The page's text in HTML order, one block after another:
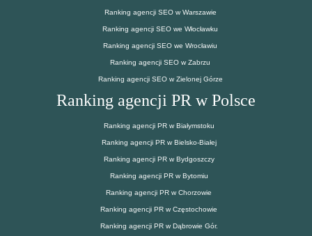
Ranking agencji SEO w Warszawie
Ranking agencji SEO we Włocławku
Ranking agencji SEO we Wrocławiu
Ranking agencji SEO w Zabrzu
Ranking agencji SEO w Zielonej Górze
Ranking agencji PR w Polsce
Ranking agencji PR w Białymstoku
Ranking agencji PR w Bielsko-Białej
Ranking agencji PR w Bydgoszczy
Ranking agencji PR w Bytomiu
Ranking agencji PR w Chorzowie
Ranking agencji PR w Częstochowie
Ranking agencji PR w Dąbrowie Gór.